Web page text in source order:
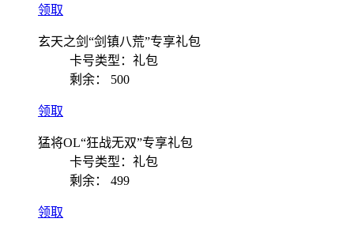
领取
玄天之剑“剑镇八荒”专享礼包
卡号类型：礼包
剩余：
500
领取
猛将OL“狂战无双”专享礼包
卡号类型：礼包
剩余：
499
领取